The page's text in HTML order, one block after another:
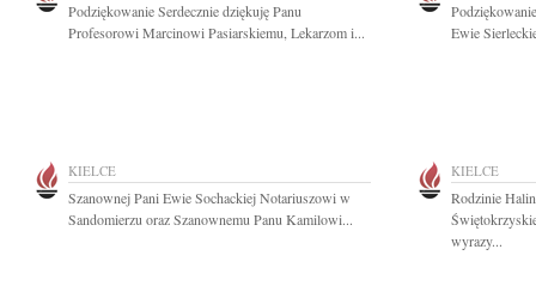
Podziękowanie Serdecznie dziękuję Panu
Profesorowi Marcinowi Pasiarskiemu, Lekarzom i...
Ewie
KIELCE
Szanownej Pani Ewie Sochackiej Notariuszowi w
Sandomierzu oraz Szanownemu Panu Kamilowi...
KIELCE
Rodzinie
wyrazy...